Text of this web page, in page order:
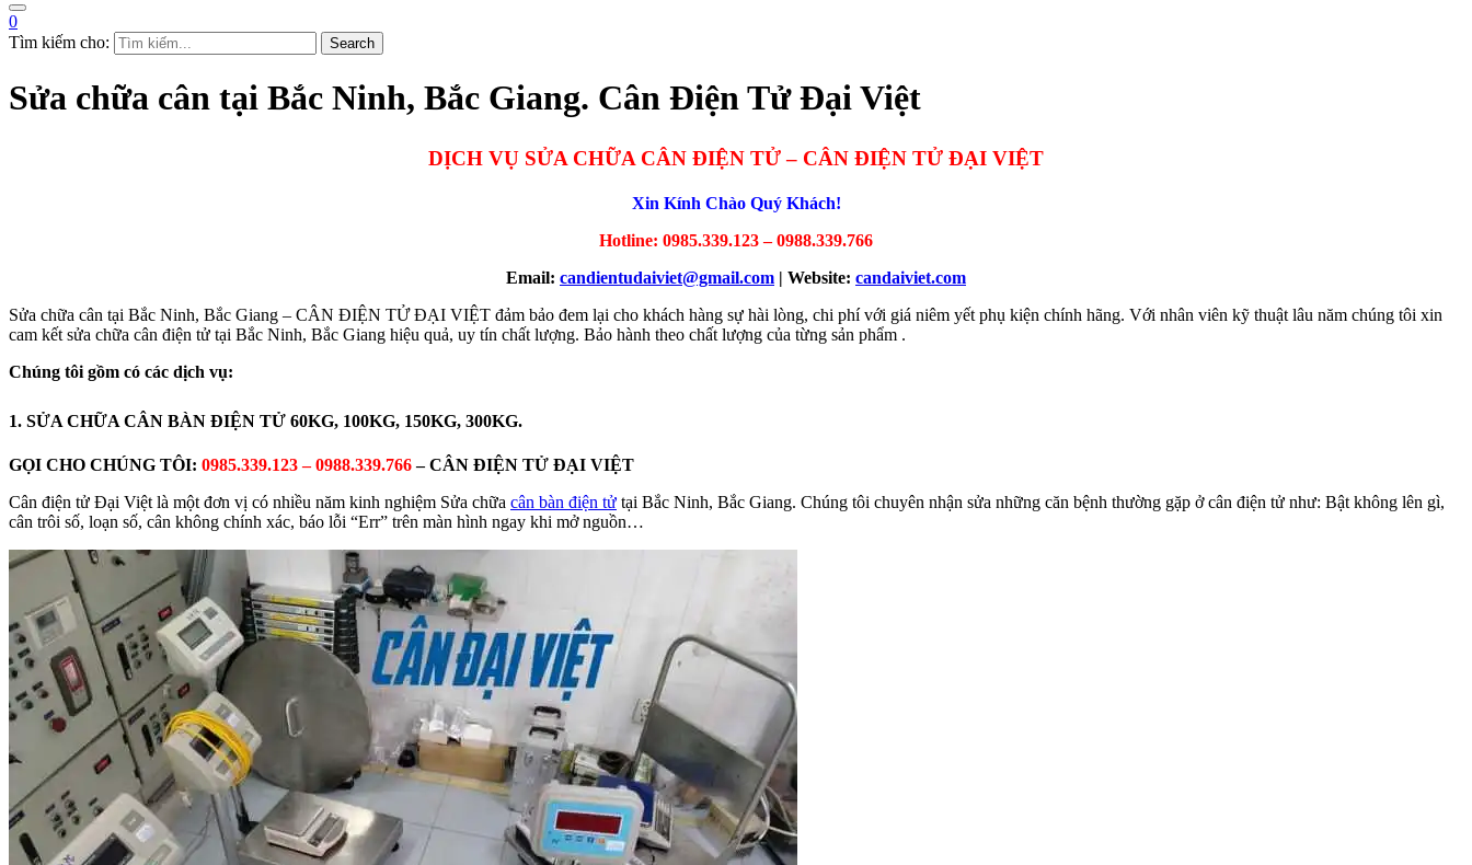
0
Tìm kiếm cho:
Search
Sửa chữa cân tại Bắc Ninh, Bắc Giang. Cân Điện Tử Đại Việt
DỊCH VỤ SỬA CHỮA CÂN ĐIỆN TỬ – CÂN ĐIỆN TỬ ĐẠI VIỆT
Xin Kính Chào Quý Khách!
Hotline: 0985.339.123 – 0988.339.766
Email: candientudaiviet@gmail.com | Website: candaiviet.com
Sửa chữa cân tại Bắc Ninh, Bắc Giang – CÂN ĐIỆN TỬ ĐẠI VIỆT đảm bảo đem lại cho khách hàng sự hài lòng, chi phí với giá niêm yết phụ kiện chính hãng. Với nhân viên kỹ thuật lâu năm chúng tôi xin
cam kết sửa chữa cân điện tử tại Bắc Ninh, Bắc Giang hiệu quả, uy tín chất lượng. Bảo hành theo chất lượng của từng sản phẩm .
Chúng tôi gồm có các dịch vụ:
1. SỬA CHỮA CÂN BÀN ĐIỆN TỬ 60KG, 100KG, 150KG, 300KG.
GỌI CHO CHÚNG TÔI: 0985.339.123 – 0988.339.766– CÂN ĐIỆN TỬ ĐẠI VIỆT
Cân điện tử Đại Việt là một đơn vị có nhiều năm kinh nghiệm Sửa chữa cân bàn điện tử tại Bắc Ninh, Bắc Giang. Chúng tôi chuyên nhận sửa những căn bệnh thường gặp ở cân điện tử như: Bật không lên gì,
cân trôi số, loạn số, cân không chính xác, báo lỗi “Err” trên màn hình ngay khi mở nguồn…